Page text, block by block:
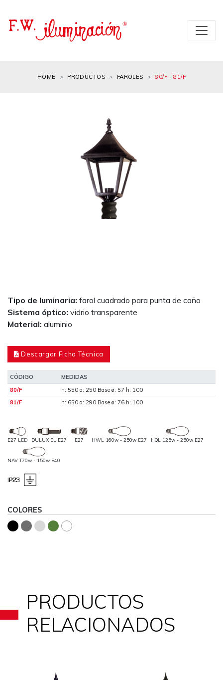
HOME PRODUCTOS FAROLES 80/F - 81/F
Tipo de luminaria: farol cuadrado para punta de caño
Sistema óptico: vidrio transparente
Material: aluminio
Descargar Ficha Técnica
CÓDIGO
MEDIDAS
80/F
h: 550 a: 250 Base ø: 57 h: 100
81/F
h: 650 a: 290 Base ø: 76 h: 100
E27 LED DULUX EL E27 E27 HWL 160w - 250w E27 HQL 125w - 250w E27
NAV T70w - 150w E40
COLORES
PRODUCTOS
RELACIONADOS